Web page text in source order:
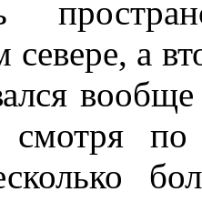
севере, а
смотря